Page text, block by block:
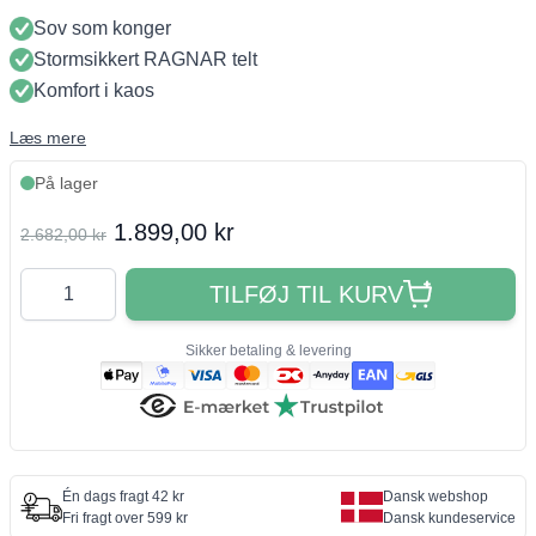
Sov som konger
Stormsikkert RAGNAR telt
Komfort i kaos
Læs mere
På lager
Final product price
2.682,00 kr 1.899,00 kr
Antal
TILFØJ TIL KURV
Sikker betaling & levering
Én dags fragt 42 kr
Fri fragt over 599 kr
Dansk webshop
Dansk kundeservice